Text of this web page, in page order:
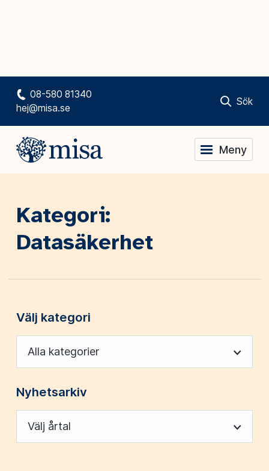
08-580 81340
hej@misa.se
Sök
Meny
Kategori:
Datasäkerhet
Välj kategori
Alla kategorier
Nyhetsarkiv
Välj årtal